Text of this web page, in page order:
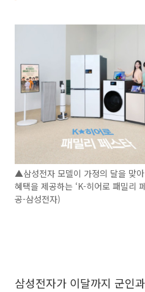
▲삼성전자 모델이 가정의 달을 맞
혜택을 제공하는 ‘K-히어로 패밀리
공-삼성전자)
삼성전자가 이달까지 군인